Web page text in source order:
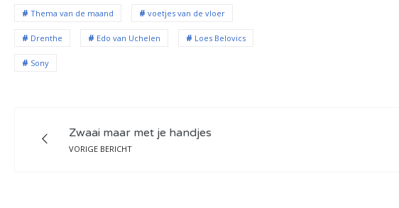
Thema van de maand voetjes van de vloer
Drenthe Edo van Uchelen Loes Belovics
Sony
Zwaai maar met je handjes
VORIGE BERICHT